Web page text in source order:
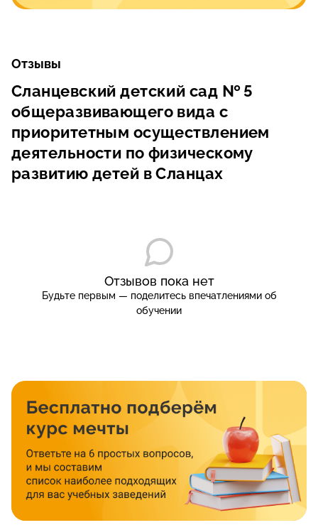
Отзывы
Сланцевский детский сад № 5
общеразвивающего вида с
приоритетным осуществлением
деятельности по физическому
развитию детей в Сланцах
Отзывов пока нет
Будьте первым — поделитесь впечатлениями об
обучении